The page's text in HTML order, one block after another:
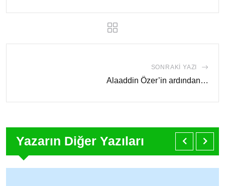
SONRAKI YAZI
Alaaddin Özer’in ardından…
Yazarın Diğer Yazıları